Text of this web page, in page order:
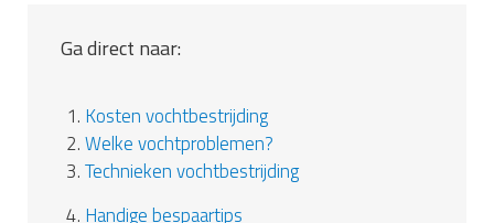
Ga direct naar:
1. Kosten vochtbestrijding
2.Welke vochtproblemen?
3.Technieken vochtbestrijding
4. Handige bespaartips